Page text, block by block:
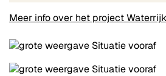
Meer info over het project